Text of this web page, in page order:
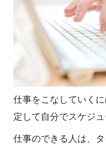
仕事をこなしていく
定して自分でスケジ
仕事のできる人は、